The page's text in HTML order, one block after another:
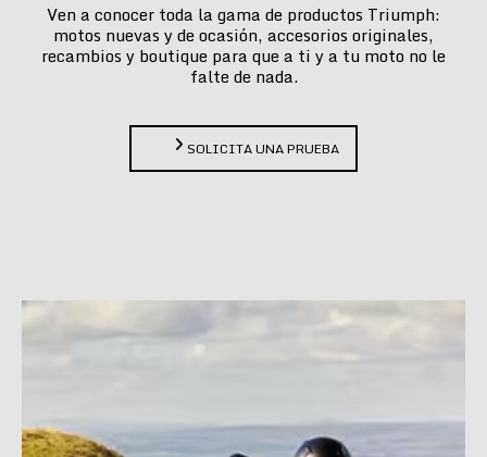
Ven a conocer toda la gama de productos Triumph:
motos nuevas y de ocasión, accesorios originales,
recambios y boutique para que a ti y a tu moto no le
falte de nada.
SOLICITA UNA PRUEBA